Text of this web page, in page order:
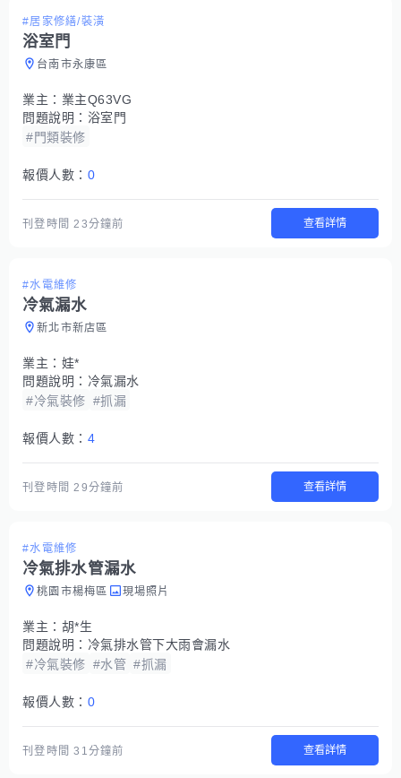
#居家修繕/裝潢
浴室門
台南市永康區
業主： 業主Q63VG
問題說明： 浴室門
#門類裝修
報價人數： 0
刊登時間23分鐘前 查看詳情
#水電維修
冷氣漏水
新北市新店區
業主： 娃*
問題說明： 冷氣漏水
#冷氣裝修 #抓漏
報價人數： 4
刊登時間29分鐘前 查看詳情
#水電維修
冷氣排水管漏水
桃園市楊梅區 現場照片
業主： 胡*生
問題說明： 冷氣排水管下大雨會漏水
#冷氣裝修 #水管 #抓漏
報價人數： 0
刊登時間31分鐘前 查看詳情